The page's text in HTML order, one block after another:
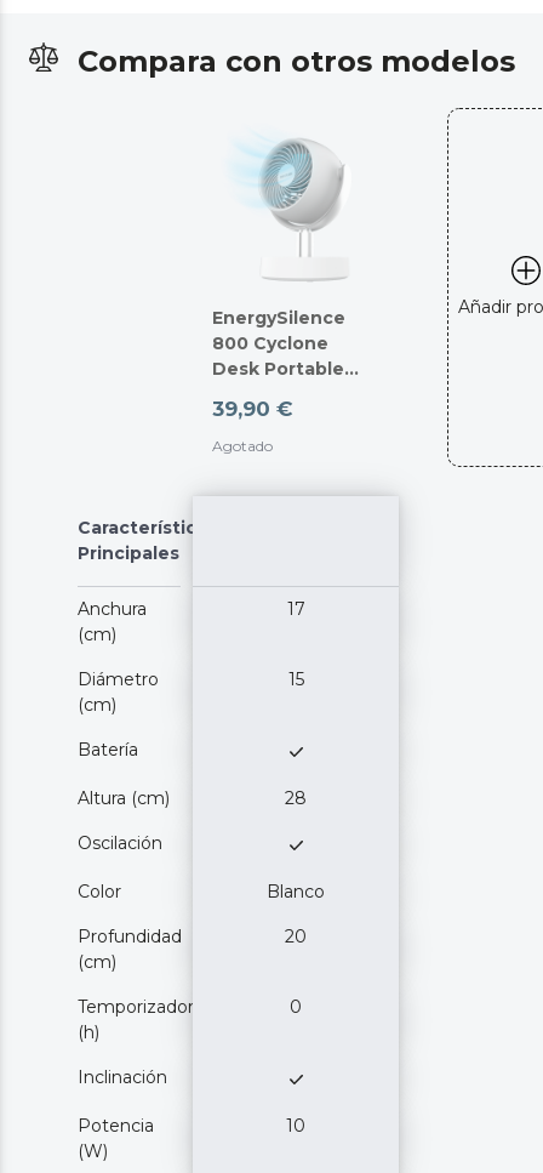
Compara con otros modelos
EnergySilence
800 Cyclone
Desk Portable
39,90 €
Agotado
Añadir
Características
Principales
Anchura
(cm)
17
Diámetro
(cm)
15
Batería
Altura (cm) 28
Oscilación
Color Blanco
Profundidad
(cm)
20
Temporizador
(h)
0
Inclinación
Potencia
(W)
10